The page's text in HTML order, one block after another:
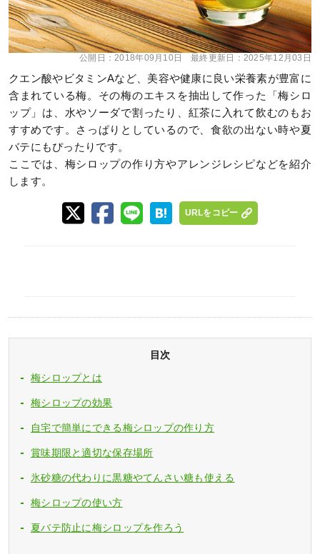
公開日：2018年09月10日 最終更新日： 2025年12月03日
クエン酸やビタミンAなど、美容や健康に良い栄養素が豊富に
含まれている梅。その梅のエキスを抽出して作った「梅シロ
ップ」は、水やソーダで割ったり、紅茶に入れて飲むのもお
すすめです。さっぱりとしているので、食欲の出ない時や夏
バテにもぴったりです。
ここでは、梅シロップの作り方やアレンジレシピなどを紹介
します。
URLをコピー
目次
梅シロップとは
梅シロップの効果
自宅で簡単にできる梅シロップの作り方
賞味期限と適切な保存場所
氷砂糖の代わりに黒糖やてんさい糖も使える
梅シロップの使い方
夏バテ防止に梅シロップを作ろう